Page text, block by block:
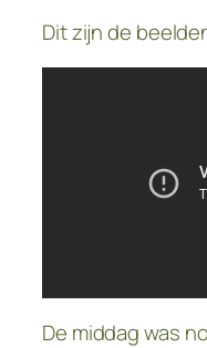
Dit zijn de
De middag was